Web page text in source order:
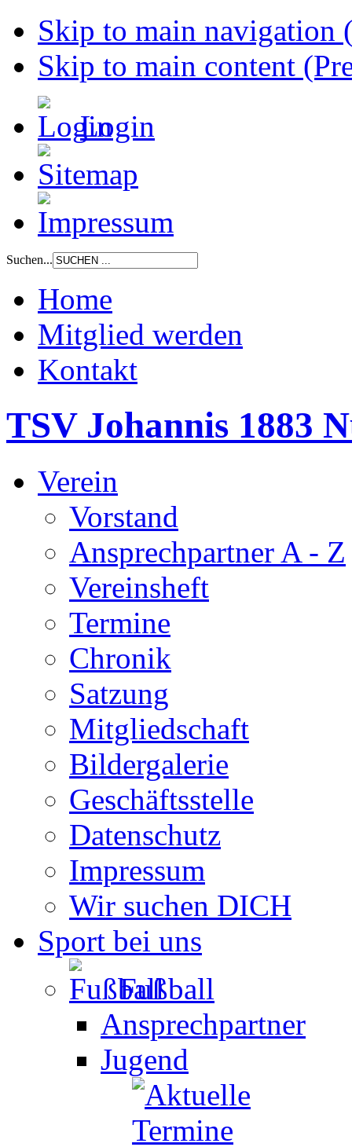
Skip to main navigation
Skip to main content
Login
Suchen...
Home
Mitglied werden
Kontakt
TSV Johannis 1883
Verein
Vorstand
Ansprechpartner A - Z
Vereinsheft
Termine
Chronik
Satzung
Mitgliedschaft
Bildergalerie
Geschäftsstelle
Datenschutz
Impressum
Wir suchen DICH
Sport bei uns
Fußball
Ansprechpartner
Jugend